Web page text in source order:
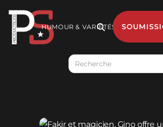
HUMOUR & VARIÉTÉS
